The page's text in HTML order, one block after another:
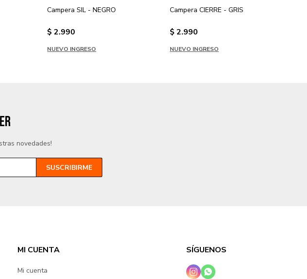
Campera SIL - NEGRO
$ 2.990
NUEVO INGRESO
Campera CIERRE - GRIS
$ 2.990
NUEVO INGRESO
MI CUENTA
Mi cuenta
SÍGUENOS
 
novedades!
SUSCRIBIRME